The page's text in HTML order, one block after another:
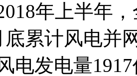
年上半年
累计风电并
电发电量